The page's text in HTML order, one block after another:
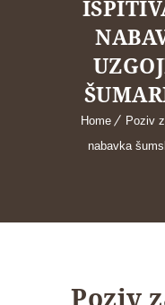
Home
Poziv
nabavka
Poziv